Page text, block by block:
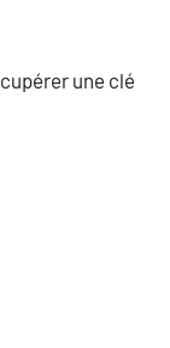
une clé